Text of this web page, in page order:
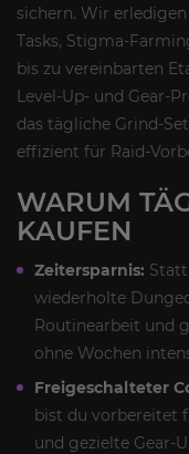
sichern. Wir
Tasks, Stigma-
bis zu vereinbarten
Level‑Up- und
das tägliche Grind-
effizient für
WARUM
KAUFEN
Zeitersparnis:
wiederholte
Routinearbeit und
ohne Wochen
Freigeschalteter
bist du vorbereitet
und gezielte